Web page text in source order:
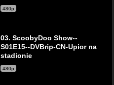
480p
03. ScoobyDoo Show--
S01E15--DVBrip-CN-Upior na
stadionie
480p